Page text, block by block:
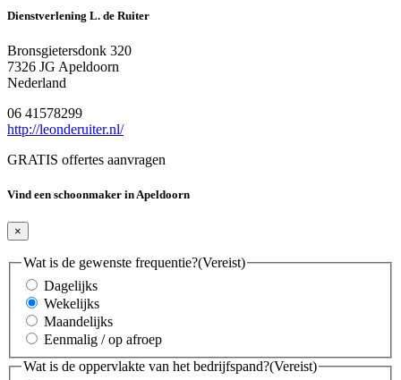
Dienstverlening L. de Ruiter
Bronsgietersdonk 320
7326 JG Apeldoorn
Nederland
06 41578299
http://leonderuiter.nl/
GRATIS offertes aanvragen
Vind een schoonmaker in Apeldoorn
×
Wat is de gewenste frequentie?(Vereist)
Dagelijks
Wekelijks
Maandelijks
Eenmalig / op afroep
Wat is de oppervlakte van het bedrijfspand?(Vereist)